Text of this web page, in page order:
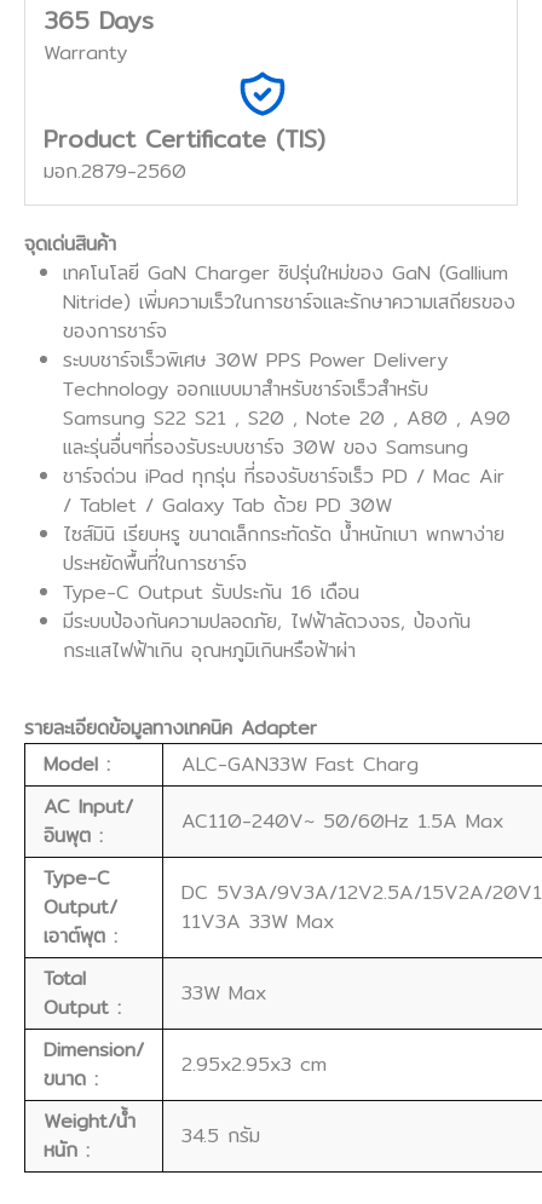
365 Days
Warranty
Product Certificate (TIS)
มอก.2879-2560
จุดเด่นสินค้า
เทคโนโลยี GaN Charger ซิปรุ่นใหม่ของ GaN (Gallium
Nitride) เพิ่มความเร็วในการชาร์จและรักษาความเสถียรของ
ของการชาร์จ
ระบบชาร์จเร็วพิเศษ 30W PPS Power Delivery
Technology ออกแบบมาสำหรับชาร์จเร็วสำหรับ
Samsung S22 S21 , S20 , Note 20 , A80 , A90
และรุ่นอื่นๆที่รองรับระบบชาร์จ 30W ของ Samsung
ชาร์จด่วน iPad ทุกรุ่น ที่รองรับชาร์จเร็ว PD / Mac Air
/ Tablet / Galaxy Tab ด้วย PD 30W
ไซส์มินิ เรียบหรู ขนาดเล็กกระทัดรัด น้ำหนักเบา พกพาง่าย
ประหยัดพื้นที่ในการชาร์จ
Type-C Output รับประกัน 16 เดือน
มีระบบป้องกันความปลอดภัย, ไฟฟ้าลัดวงจร, ป้องกัน
กระแสไฟฟ้าเกิน อุณหภูมิเกินหรือฟ้าผ่า
รายละเอียดข้อมูลทางเทคนิค Adapter
Model :
ALC-GAN33W Fast Charg
AC Input/
อินพุต :
AC110-240V~ 50/60Hz 1.5A Max
Type-C
Output/
เอาต์พุต :
DC 5V3A/9V3A/12V2.5A/15V2A/
11V3A 33W Max
Total
Output :
33W Max
Dimension/
ขนาด :
2.95x2.95x3 cm
Weight/น้ำ
หนัก :
34.5 กรัม